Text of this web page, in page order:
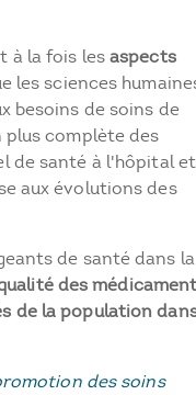
à la fois lesaspects
les sciences
besoins de soins de
complète des
de santé à l'hôpital et
aux évolutions des
de santé dans la
des
de la population
des soins